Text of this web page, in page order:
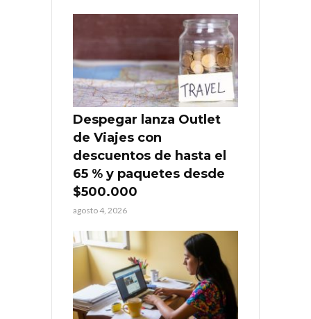
Despegar lanza Outlet
de Viajes con
descuentos de hasta el
65 % y paquetes desde
$500.000
agosto 4, 2026